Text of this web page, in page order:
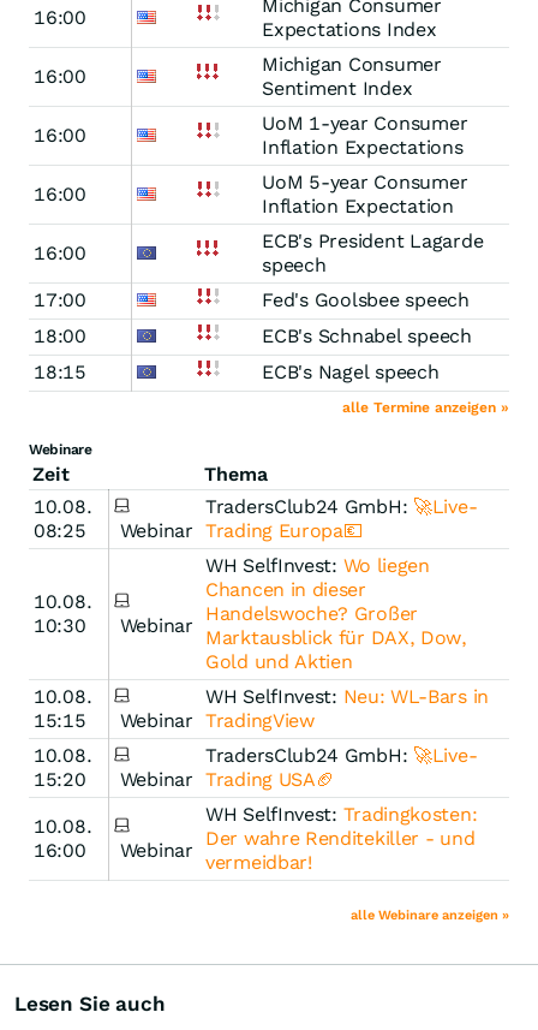
16:00
Michigan Consumer
Expectations Index
16:00
Michigan Consumer
Sentiment Index
16:00
UoM 1-year Consumer
Inflation Expectations
16:00
UoM 5-year Consumer
Inflation Expectation
16:00
ECB's President Lagarde
speech
17:00
Fed's Goolsbee speech
18:00
ECB's Schnabel speech
18:15
ECB's Nagel speech
alle Termine anzeigen »
Webinare
Zeit
Thema
10.08.
08:25
Webinar
TradersClub24 GmbH: 🚀Live-
Trading Europa💶
10.08.
10:30
Webinar
WH SelfInvest: Wo liegen
Chancen in dieser
Handelswoche? Großer
Marktausblick für DAX, Dow,
Gold und Aktien
10.08.
15:15
Webinar
WH SelfInvest: Neu: WL-Bars in
TradingView
10.08.
15:20
Webinar
TradersClub24 GmbH: 🚀Live-
Trading USA🏈
10.08.
16:00
Webinar
WH SelfInvest: Tradingkosten:
Der wahre Renditekiller - und
vermeidbar!
alle Webinare anzeigen »
Lesen Sie auch